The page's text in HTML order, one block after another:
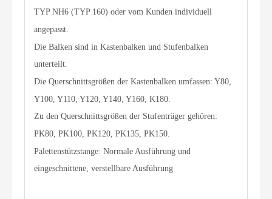
TYP NH6 (TYP 160) oder vom Kunden individuell
angepasst.
Die Balken sind in Kastenbalken und Stufenbalken
unterteilt.
Die Querschnittsgrößen der Kastenbalken umfassen: Y80,
Y100, Y110, Y120, Y140, Y160, K180.
Zu den Querschnittsgrößen der Stufenträger gehören:
PK80, PK100, PK120, PK135, PK150.
Palettenstützstange: Normale Ausführung und
eingeschnittene, verstellbare Ausführung